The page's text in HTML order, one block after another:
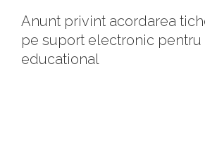
Anunt privint acordarea
pe suport electronic pentru
educational